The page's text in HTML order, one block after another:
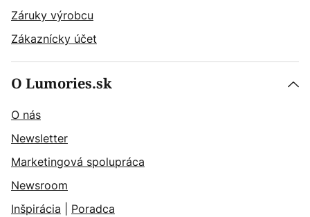
Záruky výrobcu
Zákaznícky účet
O Lumories.sk
O nás
Newsletter
Marketingová spolupráca
Newsroom
Inšpirácia
Poradca